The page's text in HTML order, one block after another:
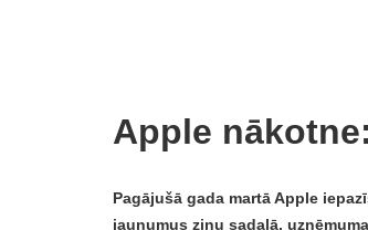
Apple
Pagājušā gada martā Apple
jaunumus ziņu sadaļā,